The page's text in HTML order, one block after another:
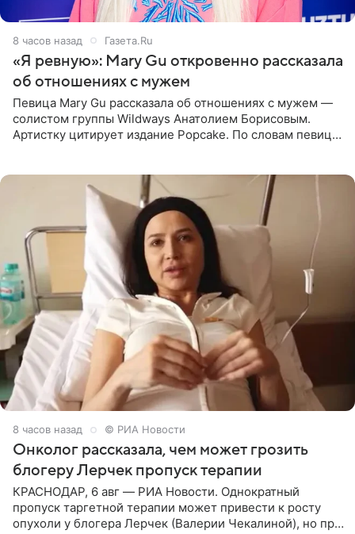
8 часов назад Газета.Ru
«Я ревную»: Mary Gu откровенно рассказала
об отношениях с мужем
Певица Mary Gu рассказала об отношениях с мужем —
солистом группы Wildways Анатолием Борисовым.
Артистку цитирует издание Popcake. По словам певицы,
8 часов назад © РИА Новости
Онколог рассказала, чем может грозить
блогеру Лерчек пропуск терапии
КРАСНОДАР, 6 авг — РИА Новости. Однократный
пропуск таргетной терапии может привести к росту
опухоли у блогера Лерчек (Валерии Чекалиной), но при